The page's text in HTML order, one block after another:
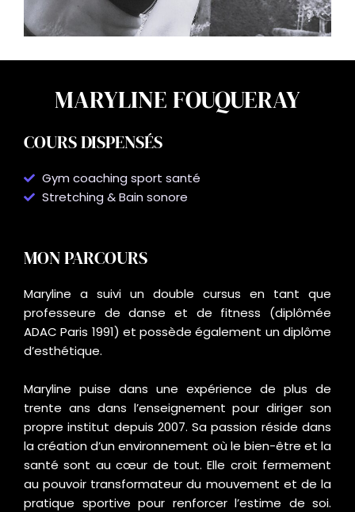
MARYLINE FOUQUERAY
COURS DISPENSÉS
Gym coaching sport santé
Stretching & Bain sonore
MON PARCOURS
Maryline a suivi un double cursus en tant que
professeure de danse et de fitness (diplômée
ADAC Paris 1991) et possède également un diplôme
d’esthétique.
Maryline puise dans une expérience de plus de
trente ans dans l’enseignement pour diriger son
propre institut depuis 2007. Sa passion réside dans
la création d’un environnement où le bien-être et la
santé sont au cœur de tout. Elle croit fermement
au pouvoir transformateur du mouvement et de la
pratique sportive pour renforcer l’estime de soi.